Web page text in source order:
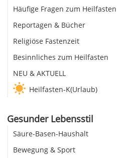
Häufige Fragen zum Heilfasten
Reportagen & Bücher
Religiöse Fastenzeit
Besinnliches zum Heilfasten
NEU & AKTUELL
Heilfasten-K(Urlaub)
Gesunder Lebensstil
Säure-Basen-Haushalt
Bewegung & Sport